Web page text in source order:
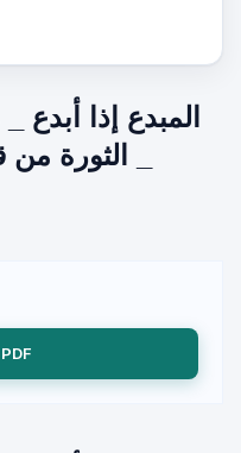
المبدع إذا
_ الثورة